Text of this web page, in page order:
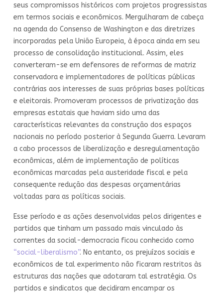
seus compromissos históricos com projetos progressistas
em termos sociais e econômicos. Mergulharam de cabeça
na agenda do Consenso de Washington e das diretrizes
incorporadas pela União Europeia, à época ainda em seu
processo de consolidação institucional. Assim, eles
converteram-se em defensores de reformas de matriz
conservadora e implementadores de políticas públicas
contrárias aos interesses de suas próprias bases políticas
e eleitorais. Promoveram processos de privatização das
empresas estatais que haviam sido uma das
características relevantes da construção dos espaços
nacionais no período posterior à Segunda Guerra. Levaram
a cabo processos de liberalização e desregulamentação
econômicas, além de implementação de políticas
econômicas marcadas pela austeridade fiscal e pela
consequente redução das despesas orçamentárias
voltadas para as políticas sociais.
Esse período e as ações desenvolvidas pelos dirigentes e
partidos que tinham um passado mais vinculado às
correntes da social-democracia ficou conhecido como
“social-liberalismo”. No entanto, os prejuízos sociais e
econômicos de tal experimento não ficaram restritos às
estruturas das nações que adotaram tal estratégia. Os
partidos e sindicatos que decidiram encampar os